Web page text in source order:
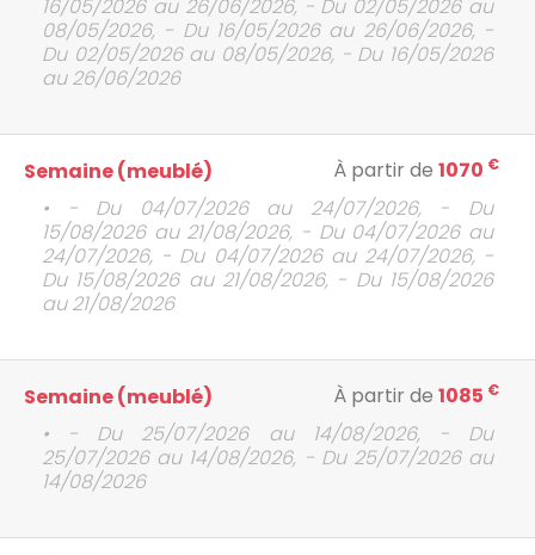
16/05/2026 au 26/06/2026, - Du 02/05/2026 au
08/05/2026, - Du 16/05/2026 au 26/06/2026, -
Du 02/05/2026 au 08/05/2026, - Du 16/05/2026
au 26/06/2026
Semaine (meublé) À partir de 1070 €
• - Du 04/07/2026 au 24/07/2026, - Du
15/08/2026 au 21/08/2026, - Du 04/07/2026 au
24/07/2026, - Du 04/07/2026 au 24/07/2026, -
Du 15/08/2026 au 21/08/2026, - Du 15/08/2026
au 21/08/2026
Semaine (meublé) À partir de 1085 €
• - Du 25/07/2026 au 14/08/2026, - Du
25/07/2026 au 14/08/2026, - Du 25/07/2026 au
14/08/2026